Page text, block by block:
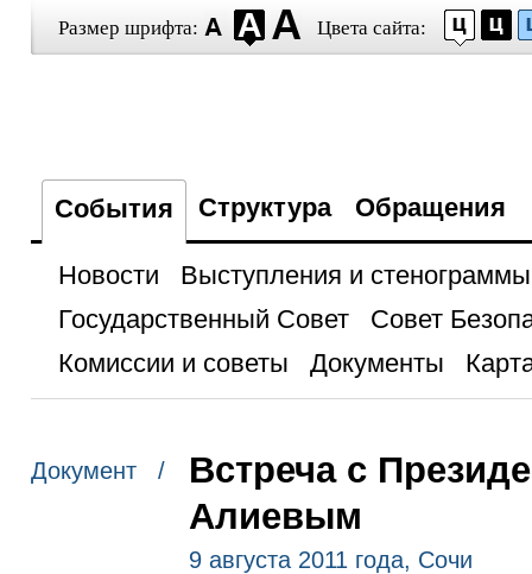
Размер шрифта: Цвета сайта:
События Структура Обращения
Новости
Выступления и стенограммы
Государственный Совет
Совет
Комиссии и советы
Документы
Документ /
Встреча с
Алиевым
9 августа 2011 года, Сочи